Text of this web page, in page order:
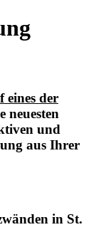
eines der
neuesten
und
aus Ihrer
in St.